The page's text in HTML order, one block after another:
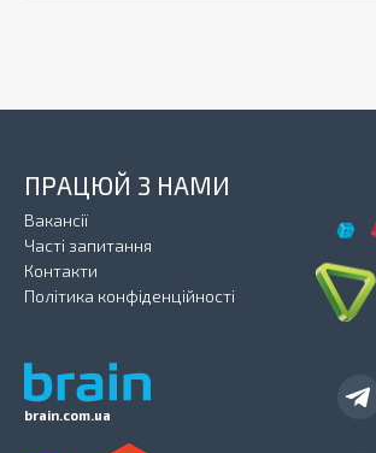
brain.com.ua
ПРАЦЮЙ З НАМИ
Вакансії
Часті запитання
Контакти
Політика конфіденційності